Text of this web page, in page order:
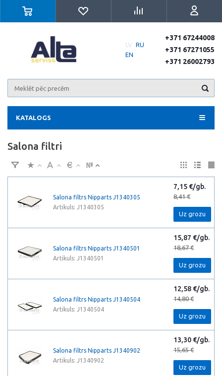
LV RU
EN
+371 67244008
+371 67271055
+371 26002793
KATALOGS
Salona filtri
Salona filtrs Nipparts J1340305
Artikuls: J1340305
7,15 €/gb.
8,41 €
Uz grozu
Salona filtrs Nipparts J1340501
Artikuls: J1340501
15,87 €/gb.
18,67 €
Uz grozu
Salona filtrs Nipparts J1340504
Artikuls: J1340504
12,58 €/gb.
14,80 €
Uz grozu
Salona filtrs Nipparts J1340902
Artikuls: J1340902
13,30 €/gb.
15,65 €
Uz grozu